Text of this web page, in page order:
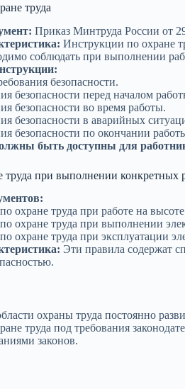
труда
Приказ Минтруда России от
Инструкции по охране
соблюдать при выполнении
безопасности.
безопасности перед началом
безопасности во время работы.
безопасности в аварийных
безопасности по окончании
быть доступны для
труда при выполнении конкретных
охране труда при работе на
охране труда при выполнении
охране труда при эксплуатации
Эти правила содержат
охраны труда постоянно
труда под требования
законов.